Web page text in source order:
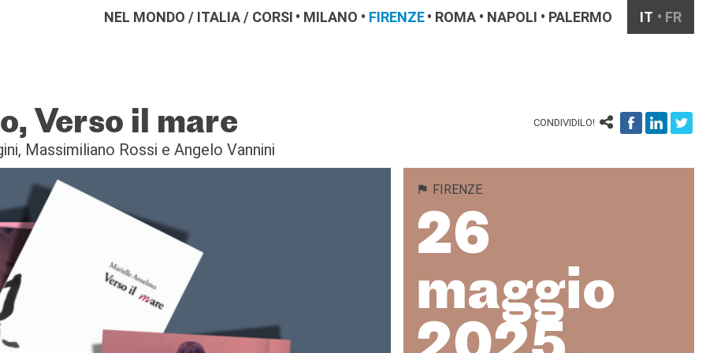
NEL MONDO / ITALIA/ CORSI MILANO FIRENZE ROMA NAPOLI PALERMO IT FR
Verso il mare CONDIVIDILO!
Massimiliano Rossi e Angelo Vannini
FIRENZE
26
maggio